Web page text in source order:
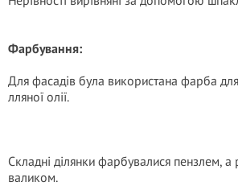
Фарбування:
Для фасадів була використана фарба
лляної олії.
Складні ділянки фарбувалися пензлем, а
валиком.